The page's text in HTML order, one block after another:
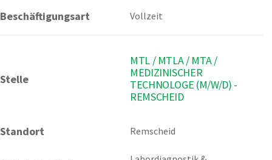
Beschäftigungsart Vollzeit
Stelle
MTL / MTLA / MTA /
MEDIZINISCHER
TECHNOLOGE (M/W/D) -
REMSCHEID
Standort Remscheid